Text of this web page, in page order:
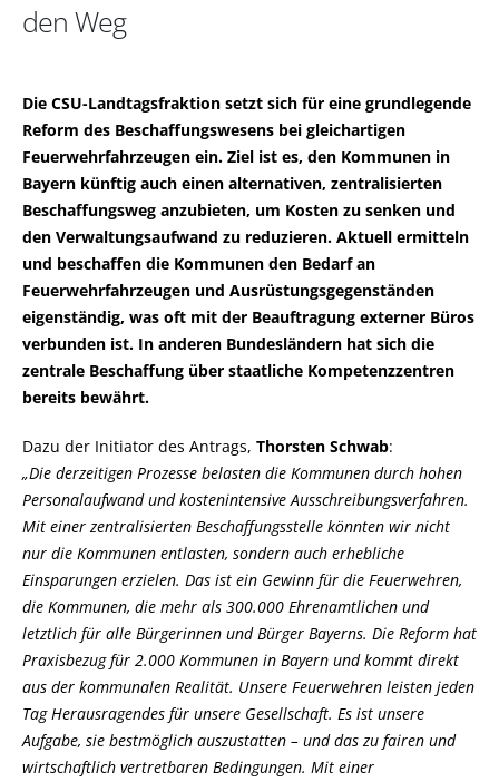
den Weg
Die CSU-Landtagsfraktion setzt sich für eine grundlegende
Reform des Beschaffungswesens bei gleichartigen
Feuerwehrfahrzeugen ein. Ziel ist es, den Kommunen in
Bayern künftig auch einen alternativen, zentralisierten
Beschaffungsweg anzubieten, um Kosten zu senken und
den Verwaltungsaufwand zu reduzieren. Aktuell ermitteln
und beschaffen die Kommunen den Bedarf an
Feuerwehrfahrzeugen und Ausrüstungsgegenständen
eigenständig, was oft mit der Beauftragung externer Büros
verbunden ist. In anderen Bundesländern hat sich die
zentrale Beschaffung über staatliche Kompetenzzentren
bereits bewährt.
Dazu der Initiator des Antrags, Thorsten Schwab:
Die derzeitigen Prozesse belasten die Kommunen durch hohen
Personalaufwand und kostenintensive Ausschreibungsverfahren.
Mit einer zentralisierten Beschaffungsstelle könnten wir nicht
nur die Kommunen entlasten, sondern auch erhebliche
Einsparungen erzielen. Das ist ein Gewinn für die Feuerwehren,
die Kommunen, die mehr als 300.000 Ehrenamtlichen und
letztlich für alle Bürgerinnen und Bürger Bayerns. Die Reform hat
Praxisbezug für 2.000 Kommunen in Bayern und kommt direkt
aus der kommunalen Realität. Unsere Feuerwehren leisten jeden
Tag Herausragendes für unsere Gesellschaft. Es ist unsere
Aufgabe, sie bestmöglich auszustatten – und das zu fairen und
wirtschaftlich vertretbaren Bedingungen. Mit einer